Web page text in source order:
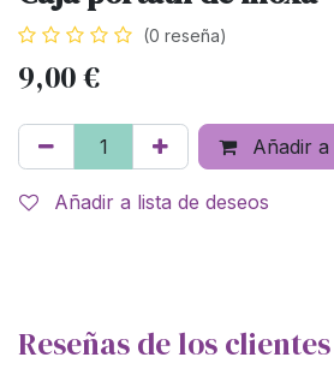
(0 reseña)
9,00€
Añadir
Añadir a lista de deseos
Reseñas de los clientes